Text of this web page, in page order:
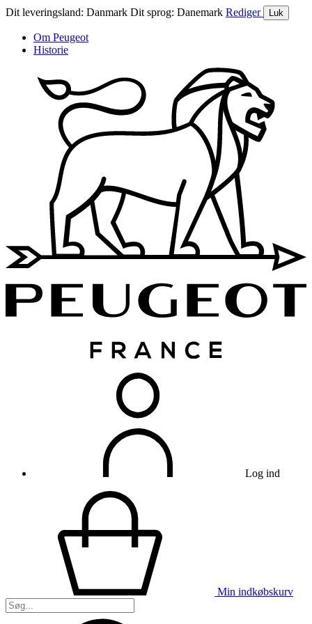
Dit leveringsland: Danmark Dit sprog: Danemark Rediger Luk
Om Peugeot
Historie
Log ind
Min indkøbskurv